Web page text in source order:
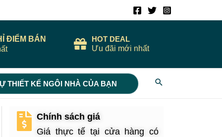
ĐIỂM BÁN
HOT DEAL
Ưu đãi mới nhất
THIẾT KẾ NGÔI NHÀ CỦA BẠN Search
Chính sách giá
Giá thực tế tại cửa hàng có